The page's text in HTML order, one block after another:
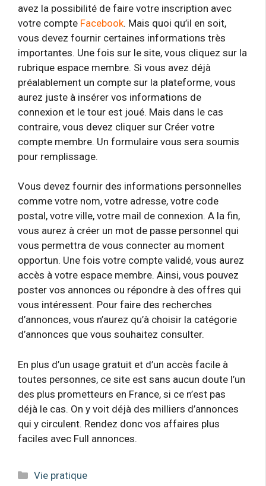
avez la possibilité de faire votre inscription avec
votre compte Facebook. Mais quoi qu’il en soit,
vous devez fournir certaines informations très
importantes. Une fois sur le site, vous cliquez sur la
rubrique espace membre. Si vous avez déjà
préalablement un compte sur la plateforme, vous
aurez juste à insérer vos informations de
connexion et le tour est joué. Mais dans le cas
contraire, vous devez cliquer sur Créer votre
compte membre. Un formulaire vous sera soumis
pour remplissage.
Vous devez fournir des informations personnelles
comme votre nom, votre adresse, votre code
postal, votre ville, votre mail de connexion. A la fin,
vous aurez à créer un mot de passe personnel qui
vous permettra de vous connecter au moment
opportun. Une fois votre compte validé, vous aurez
accès à votre espace membre. Ainsi, vous pouvez
poster vos annonces ou répondre à des offres qui
vous intéressent. Pour faire des recherches
d’annonces, vous n’aurez qu’à choisir la catégorie
d’annonces que vous souhaitez consulter.
En plus d’un usage gratuit et d’un accès facile à
toutes personnes, ce site est sans aucun doute l’un
des plus prometteurs en France, si ce n’est pas
déjà le cas. On y voit déjà des milliers d’annonces
qui y circulent. Rendez donc vos affaires plus
faciles avec Full annonces.
Catégories
Vie pratique